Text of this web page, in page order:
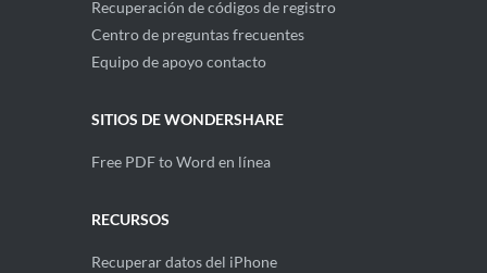
Recuperación de códigos de registro
Centro de preguntas frecuentes
Equipo de apoyo contacto
SITIOS DE WONDERSHARE
Free PDF to Word en línea
RECURSOS
Recuperar datos del iPhone